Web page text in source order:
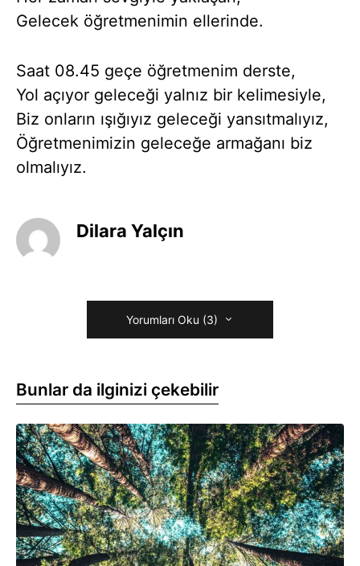
Gelecek öğretmenimin ellerinde.
Saat 08.45 geçe öğretmenim derste,
Yol açıyor geleceği yalnız bir kelimesiyle,
Biz onların ışığıyız geleceği yansıtmalıyız,
Öğretmenimizin geleceğe armağanı biz
olmalıyız.
Dilara Yalçın
Yorumları Oku (3)
Bunlar da ilginizi çekebilir